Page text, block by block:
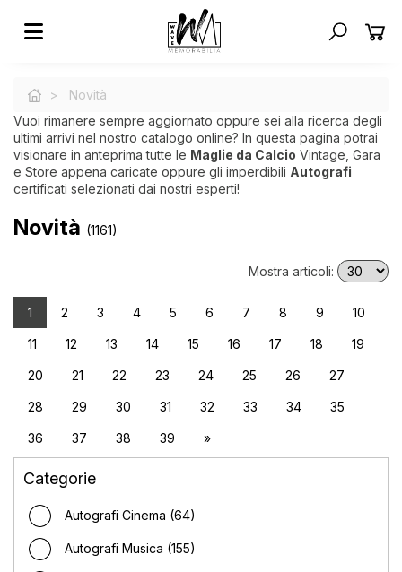
Novità
Categorie
Autografi Cinema (64)
Autografi Musica (155)
Vuoi rimanere sempre aggiornato oppure sei alla ricerca degli
ultimi arrivi nel nostro catalogo online? In questa pagina potrai
visionare in anteprima tutte le Maglie da Calcio Vintage, Gara
e Store appena caricate oppure gli imperdibili Autografi
certificati selezionati dai nostri esperti!
Novità (1161)
Mostra articoli:
1 2 3 4 5 6 7 8 9 10
11 12 13 14 15 16 17 18 19
20 21 22 23 24 25 26 27
28 29 30 31 32 33 34 35
36 37 38 39 »